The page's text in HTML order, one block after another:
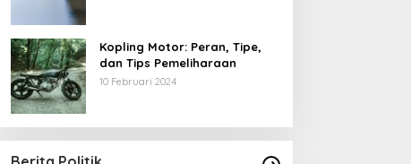
Kopling Motor: Peran, Tipe,
dan Tips Pemeliharaan
10 Februari 2024